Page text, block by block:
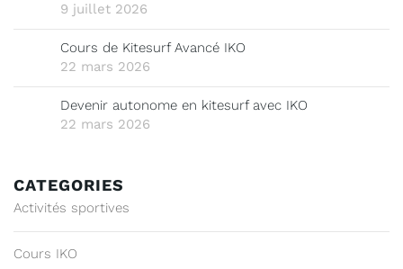
9 juillet 2026
Cours de Kitesurf Avancé IKO
22 mars 2026
Devenir autonome en kitesurf avec IKO
22 mars 2026
CATEGORIES
Activités sportives
Cours IKO